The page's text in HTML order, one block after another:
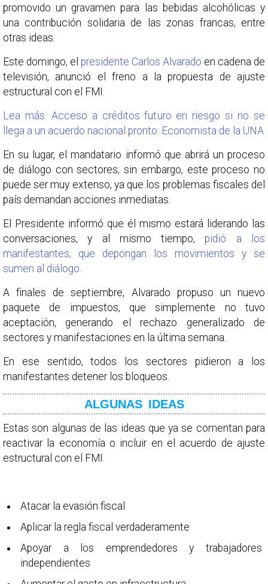
promovido un gravamen para las bebidas alcohólicas y
una contribución solidaria de las zonas francas, entre
otras ideas.
Este domingo, el presidente Carlos Alvarado en cadena de
televisión, anunció el freno a la propuesta de ajuste
estructural con el FMI.
Lea más: Acceso a créditos futuro en riesgo si no se
llega a un acuerdo nacional pronto: Economista de la UNA
En su lugar, el mandatario informó que abrirá un proceso
de diálogo con sectores; sin embargo, este proceso no
puede ser muy extenso, ya que los problemas fiscales del
país demandan acciones inmediatas.
El Presidente informó que él mismo estará liderando las
conversaciones, y al mismo tiempo, pidió a los
manifestantes, que depongan los movimientos y se
sumen al diálogo.
A finales de septiembre, Alvarado propuso un nuevo
paquete de impuestos, que simplemente no tuvo
aceptación, generando el rechazo generalizado de
sectores y manifestaciones en la última semana.
En ese sentido, todos los sectores pidieron a los
manifestantes detener los bloqueos.
ALGUNAS IDEAS
Estas son algunas de las ideas que ya se comentan para
reactivar la economía o incluir en el acuerdo de ajuste
estructural con el FMI.
Atacar la evasión fiscal
Aplicar la regla fiscal verdaderamente
Apoyar a los emprendedores y trabajadores
independientes